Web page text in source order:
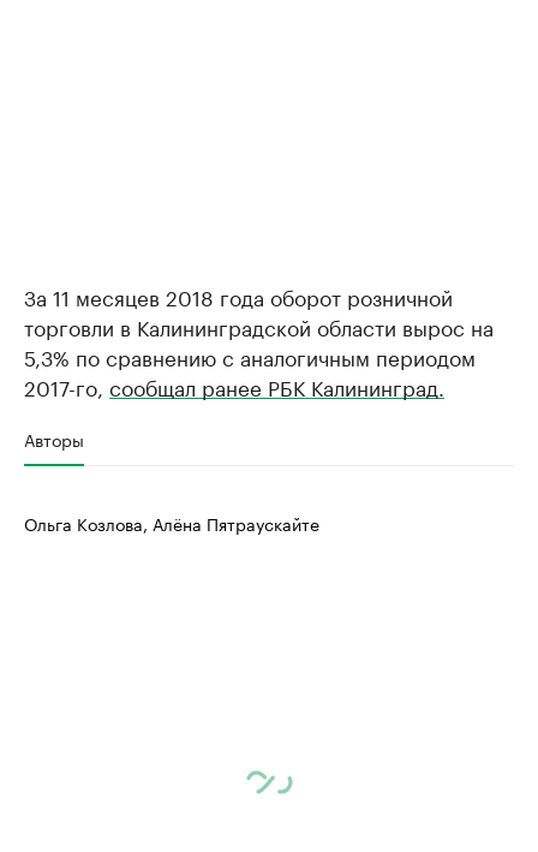
За 11 месяцев 2018 года оборот розничной
торговли в Калининградской области вырос на
5,3% по сравнению с аналогичным периодом
2017-го, сообщал ранее РБК Калининград.
Авторы
Ольга Козлова, Алёна Пятраускайте